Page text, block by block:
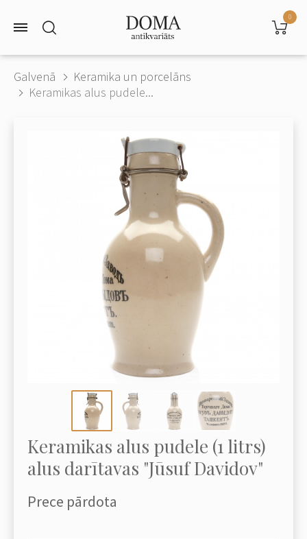
0
Galvenā
Keramika un porcelāns
Keramikas alus pudele...
Keramikas alus pudele (1 litrs)
alus darītavas "Jūsuf Davidov"
Prece pārdota